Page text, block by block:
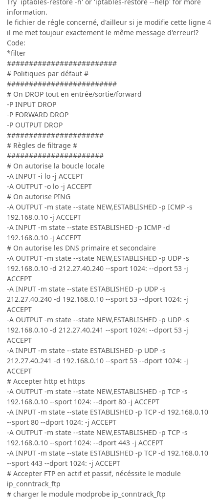
information.
le fichier de régle concerné, d'ailleur si je modifie cette ligne 4
il me met toujour exactement le même message d'erreur!?
Code:
*filter
#########################
# Politiques par défaut #
#########################
# On DROP tout en entrée/sortie/forward
-P INPUT DROP
-P FORWARD DROP
-P OUTPUT DROP
######################
# Règles de filtrage #
######################
# On autorise la boucle locale
-A INPUT -i lo -j ACCEPT
-A OUTPUT -o lo -j ACCEPT
# On autorise PING
-A OUTPUT -m state --state NEW,ESTABLISHED -p ICMP -s
192.168.0.10 -j ACCEPT
-A INPUT -m state --state ESTABLISHED -p ICMP -d
192.168.0.10 -j ACCEPT
# On autorise les DNS primaire et secondaire
-A OUTPUT -m state --state NEW,ESTABLISHED -p UDP -s
192.168.0.10 -d 212.27.40.240 --sport 1024: --dport 53 -j
ACCEPT
-A INPUT -m state --state ESTABLISHED -p UDP -s
212.27.40.240 -d 192.168.0.10 --sport 53 --dport 1024: -j
ACCEPT
-A OUTPUT -m state --state NEW,ESTABLISHED -p UDP -s
192.168.0.10 -d 212.27.40.241 --sport 1024: --dport 53 -j
ACCEPT
-A INPUT -m state --state ESTABLISHED -p UDP -s
212.27.40.241 -d 192.168.0.10 --sport 53 --dport 1024: -j
ACCEPT
# Accepter http et https
-A OUTPUT -m state --state NEW,ESTABLISHED -p TCP -s
192.168.0.10 --sport 1024: --dport 80 -j ACCEPT
-A INPUT -m state --state ESTABLISHED -p TCP -d 192.168.0.10
--sport 80 --dport 1024: -j ACCEPT
-A OUTPUT -m state --state NEW,ESTABLISHED -p TCP -s
192.168.0.10 --sport 1024: --dport 443 -j ACCEPT
-A INPUT -m state --state ESTABLISHED -p TCP -d 192.168.0.10
--sport 443 --dport 1024: -j ACCEPT
# Accepter FTP en actif et passif, nécéssite le module
ip_conntrack_ftp
# charger le module modprobe ip_conntrack_ftp